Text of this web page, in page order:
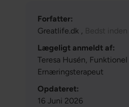
Forfatter:
Greatlife.dk , Bedst
Lægeligt anmeldt af:
Teresa Husén,
Ernæringsterapeut
Opdateret:
16 Juni 2026